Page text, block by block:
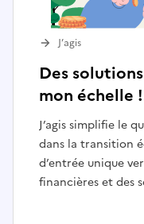
Des
mon échelle !
J’agis simplifie le
dans la transition
d’entrée unique
financières et des
J’agis